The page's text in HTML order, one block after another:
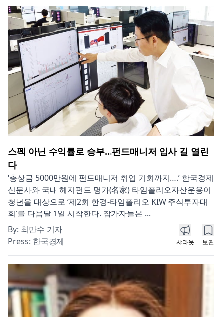
스펙 아닌 수익률로 승부…펀드매니저 입사 길 열린
다
‘총상금 5000만원에 펀드매니저 취업 기회까지….’ 한국경제
신문사와 국내 헤지펀드 명가(名家) 타임폴리오자산운용이
청년을 대상으로 ‘제2회 한경-타임폴리오 KIW 주식투자대
회’를 다음달 1일 시작한다. 참가자들은 ...
By: 최만수 기자
Press: 한국경제 샤라웃 보관